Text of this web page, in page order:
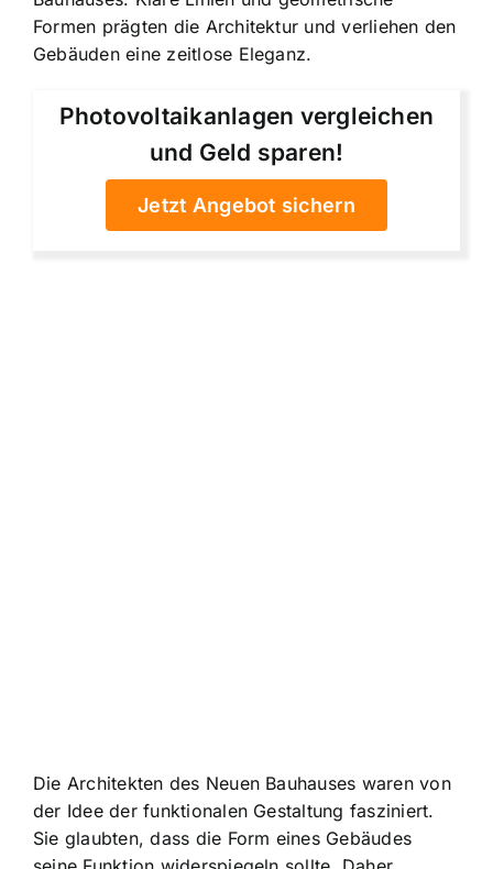
Formen prägten die Architektur und verliehen den
Gebäuden eine zeitlose Eleganz.
Photovoltaikanlagen vergleichen
und Geld sparen!
Jetzt Angebot sichern
Die Architekten des Neuen Bauhauses waren von
der Idee der funktionalen Gestaltung fasziniert.
Sie glaubten, dass die Form eines Gebäudes